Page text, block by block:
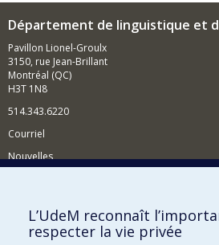
Département de linguistique et
Pavillon Lionel-Groulx
3150, rue Jean-Brillant
Montréal (QC)
H3T 1N8
514.343.6220
Courriel
Nouvelles
Comment soutenir le Département?
BESOIN D'AIDE?
L’UdeM reconnaît
respecter la vie privée